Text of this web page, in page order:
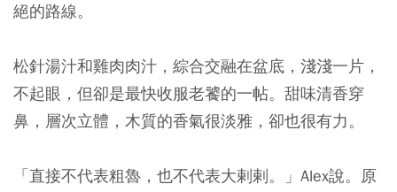
絕的路線。
松針湯汁和雞肉肉汁，綜合交融在盆底，淺淺一片，
不起眼，但卻是最快收服老饕的一帖。甜味清香穿
鼻，層次立體，木質的香氣很淡雅，卻也很有力。
「直接不代表粗魯，也不代表大剌剌。」Alex說。原